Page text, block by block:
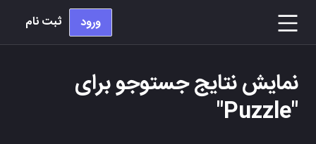
ورود ثبت نام
نمایش نتایج جستوجو برای
"
Puzzle
"